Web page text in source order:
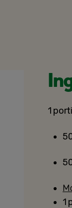
1
1